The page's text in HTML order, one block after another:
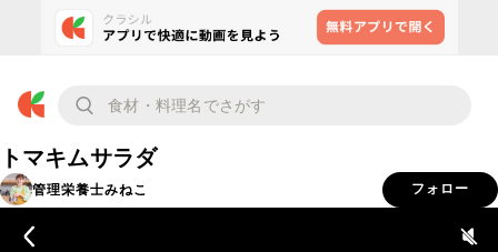
トマキムサラダ
管理栄養士みねこ フォロー